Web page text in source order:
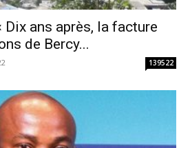
Dix ans après, la facture
de Bercy...
139522